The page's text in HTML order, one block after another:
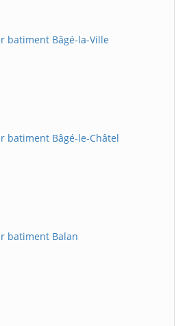
batiment Bâgé-la-Ville
batiment Bâgé-le-Châtel
batiment Balan